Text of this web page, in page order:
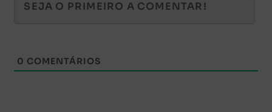
0 COMENTÁRIOS